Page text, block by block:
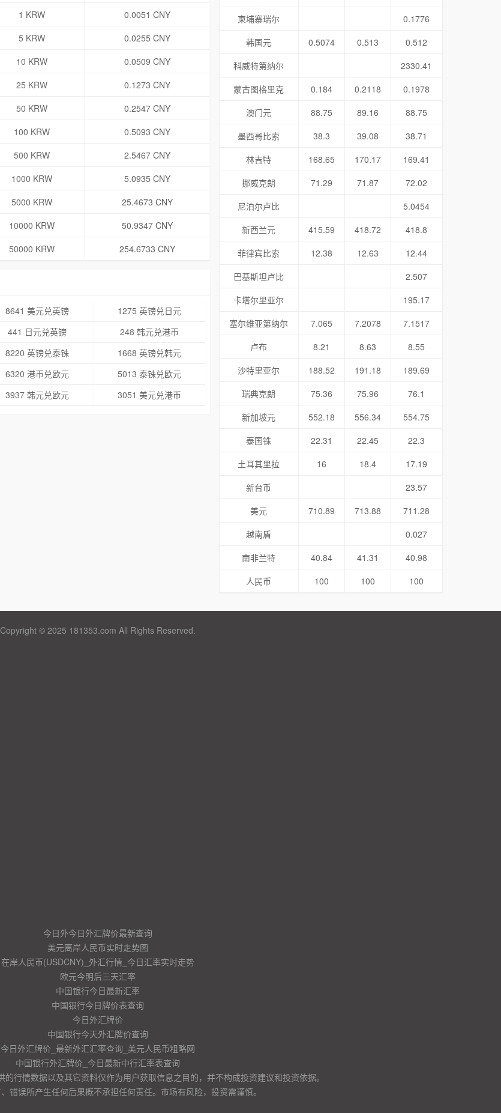
1 KRW
0.0051 CNY
5 KRW
0.0255 CNY
10 KRW
0.0509 CNY
25 KRW
0.1273 CNY
50 KRW
0.2547 CNY
100 KRW
0.5093 CNY
500 KRW
2.5467 CNY
1000 KRW
5.0935 CNY
5000 KRW
25.4673 CNY
10000 KRW
50.9347 CNY
50000 KRW 254.6733 CNY
8641 美元兑英镑
1275 英镑兑日元
441 日元兑英镑
248 韩元兑港币
8220 英镑兑泰铢
1668 英镑兑韩元
6320 港币兑欧元
5013 泰铢兑欧元
3937 韩元兑欧元 3051 美元兑港币
柬埔寨瑞尔
0.1776
韩国元
0.5074 0.513
0.512
科威特第纳尔
2330.41
蒙古图格里克
0.184 0.2118
0.1978
澳门元
88.75 89.16
88.75
墨西哥比索
38.3 39.08
38.71
林吉特
168.65 170.17
169.41
挪威克朗
71.29 71.87
72.02
尼泊尔卢比
5.0454
新西兰元
415.59 418.72
418.8
菲律宾比索
12.38 12.63
12.44
巴基斯坦卢比
2.507
卡塔尔里亚尔
195.17
塞尔维亚第纳尔
7.065 7.2078
7.1517
卢布
8.21 8.63
8.55
沙特里亚尔
188.52 191.18
189.69
瑞典克朗
75.36 75.96
76.1
新加坡元
552.18 556.34
554.75
泰国铢
22.31 22.45
22.3
土耳其里拉
16 18.4
17.19
新台币
23.57
美元
710.89 713.88
711.28
越南盾
0.027
南非兰特
40.84 41.31
40.98
人民币
100 100 100
Copyright © 2025 181353.com All Rights Reserved.
今日外今日外汇牌价最新查询
美元离岸人民币实时走势图
在岸人民币(USDCNY)_外汇行情_今日汇率实时走势
欧元今明后三天汇率
中国银行今日最新汇率
中国银行今日牌价表查询
今日外汇牌价
中国银行今天外汇牌价查询
今日外汇牌价_最新外汇汇率查询_美元人民币粗略网
中国银行外汇牌价_今日最新中行汇率表查询
行情数据以及其它资料仅作为用户获取信息之目的，并不构成投资建议和投资依据。
错误所产生任何后果概不承担任何责任。市场有风险，投资需谨慎。